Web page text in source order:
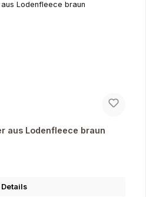
aus Lodenfleece braun
Details